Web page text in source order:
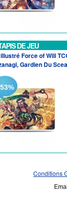
DE JEU
Force of Will
Gardien Du
Conditions